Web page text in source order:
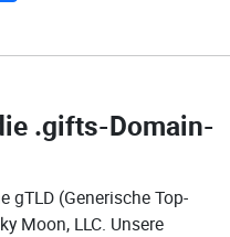
.gifts-Domain-
gTLD (Generische Top-
Moon, LLC. Unsere